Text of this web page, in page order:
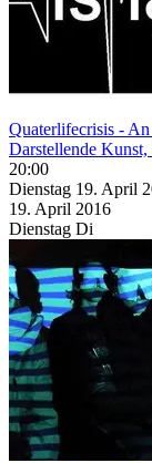
Quaterlifecrisis -
Darstellende
20:00
Dienstag 19. April
19. April 2016
Dienstag Di